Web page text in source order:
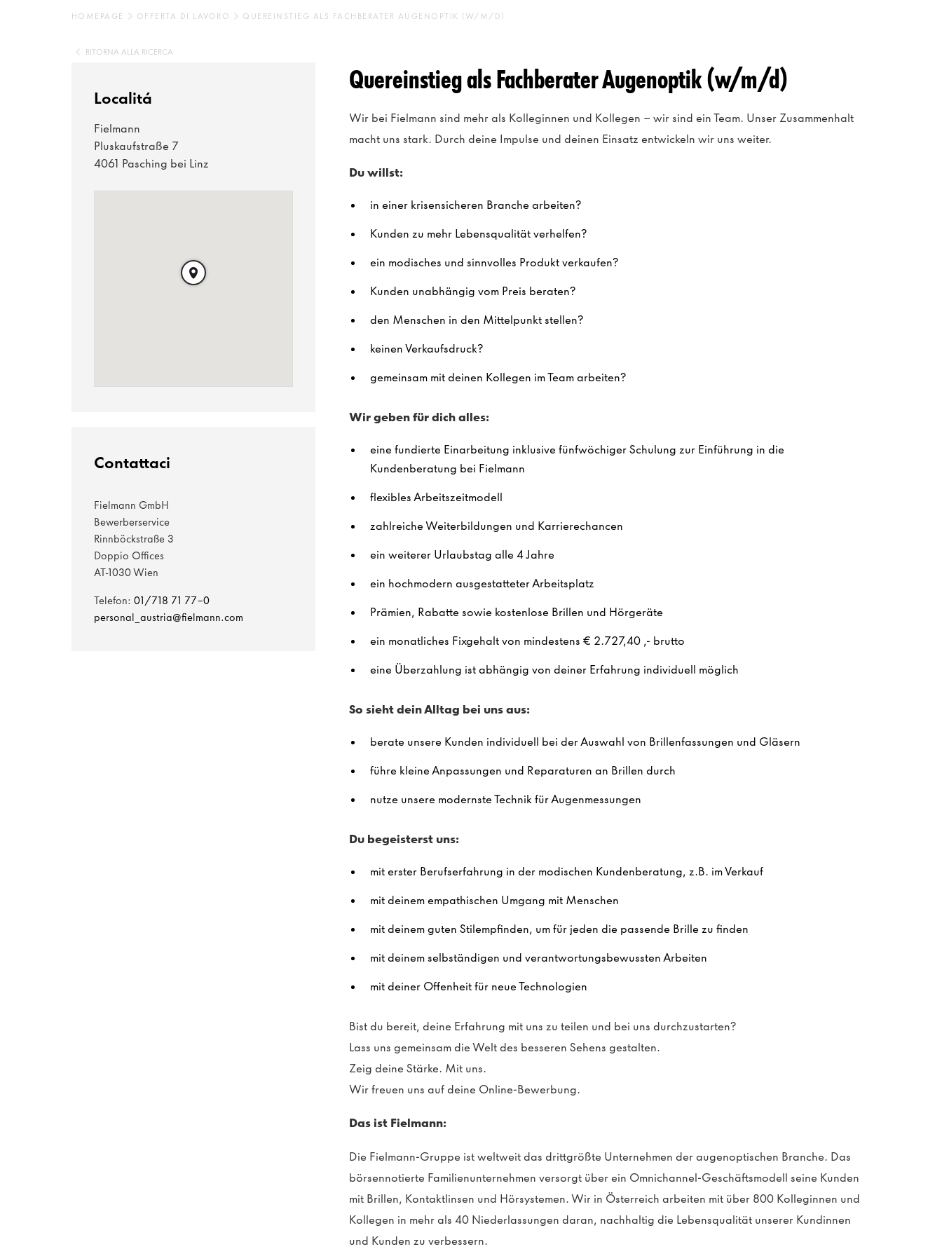
HOMEPAGE OFFERTA DI LAVORO QUEREINSTIEG ALS FACHBERATER AUGENOPTIK (W/M/D)
RITORNA ALLA RICERCA
Quereinstieg als Fachberater Augenoptik (w/m/d)
Wir bei Fielmann sind mehr als Kolleginnen und Kollegen – wir sind ein Team. Unser Zusammenhalt
macht uns stark. Durch deine Impulse und deinen Einsatz entwickeln wir uns weiter.
Du willst:
in einer krisensicheren Branche arbeiten?
Kunden zu mehr Lebensqualität verhelfen?
ein modisches und sinnvolles Produkt verkaufen?
Kunden unabhängig vom Preis beraten?
den Menschen in den Mittelpunkt stellen?
keinen Verkaufsdruck?
gemeinsam mit deinen Kollegen im Team arbeiten?
Wir geben für dich alles:
eine fundierte Einarbeitung inklusive fünfwöchiger Schulung zur Einführung in die
Kundenberatung bei Fielmann
flexibles Arbeitszeitmodell
zahlreiche Weiterbildungen und Karrierechancen
ein weiterer Urlaubstag alle 4 Jahre
ein hochmodern ausgestatteter Arbeitsplatz
Prämien, Rabatte sowie kostenlose Brillen und Hörgeräte
ein monatliches Fixgehalt von mindestens € 2.727,40 ,- brutto
eine Überzahlung ist abhängig von deiner Erfahrung individuell möglich
So sieht dein Alltag bei uns aus:
berate unsere Kunden individuell bei der Auswahl von Brillenfassungen und Gläsern
führe kleine Anpassungen und Reparaturen an Brillen durch
nutze unsere modernste Technik für Augenmessungen
Du begeisterst uns:
mit erster Berufserfahrung in der modischen Kundenberatung, z.B. im Verkauf
mit deinem empathischen Umgang mit Menschen
mit deinem guten Stilempfinden, um für jeden die passende Brille zu finden
mit deinem selbständigen und verantwortungsbewussten Arbeiten
mit deiner Offenheit für neue Technologien
Bist du bereit, deine Erfahrung mit uns zu teilen und bei uns durchzustarten?
Lass uns gemeinsam die Welt des besseren Sehens gestalten.
Zeig deine Stärke. Mit uns.
Wir freuen uns auf deine Online-Bewerbung.
Das ist Fielmann:
Die Fielmann-Gruppe ist weltweit das drittgrößte Unternehmen der augenoptischen Branche. Das
börsennotierte Familienunternehmen versorgt über ein Omnichannel-Geschäftsmodell seine Kunden
mit Brillen, Kontaktlinsen und Hörsystemen. Wir in Österreich arbeiten mit über 800 Kolleginnen und
Kollegen in mehr als 40 Niederlassungen daran, nachhaltig die Lebensqualität unserer Kundinnen
und Kunden zu verbessern.
Localitá
Fielmann
Pluskaufstraße 7
4061 Pasching bei Linz
Contattaci
Fielmann GmbH
Bewerberservice
Rinnböckstraße 3
Doppio Offices
AT-1030 Wien
Telefon: 01/718 71 77-0
personal_austria@fielmann.com